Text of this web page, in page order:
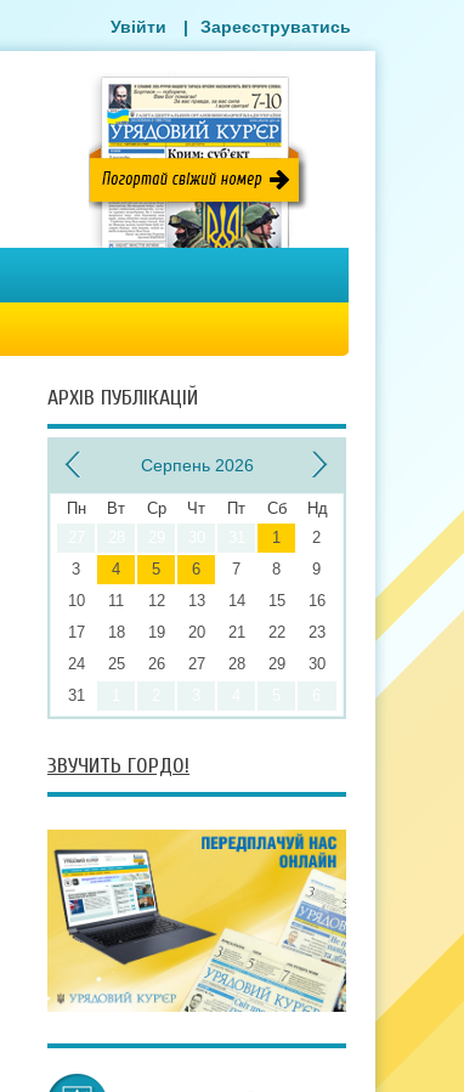
Увійти | Зареєструватись
АРХІВ ПУБЛІКАЦІЙ
Серпень 2026
Пн Вт Ср Чт Пт Сб
Нд
1
2
3
4 5 6 7 8
9
10
11 12 13 14 15
16
17
18 19 20 21 22
23
24
25 26 27 28 29
30
31
ЗВУЧИТЬ ГОРДО!